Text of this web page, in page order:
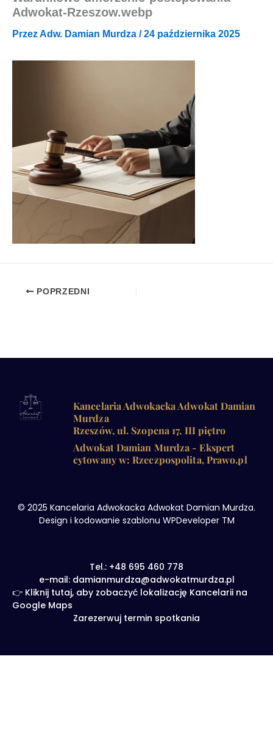
Adwokat-Rzeszow.webp
PrzezAdw. Damian Murdza /24 października 2025
POPRZEDNI
Kancelaria Adwokacka Adwokat Damian
Murdza
Rzeszów, ul. Szopena 17, III piętro
Adwokat Damian Murdza - Ekspert
cytowany w: Rzeczpospolita, Prawo.pl
© 2025 Kancelaria Adwokacka Adwokat Damian Murdza.
Design i kodowanie szablonu WPDeveloper TM
Tel.: +48 695 460 778
e-mail: damianmurdza@adwokatmurdza.pl
👉 Kliknij tutaj, aby zobaczyć lokalizację Kancelarii na
Google Maps
Zarezerwuj termin spotkania